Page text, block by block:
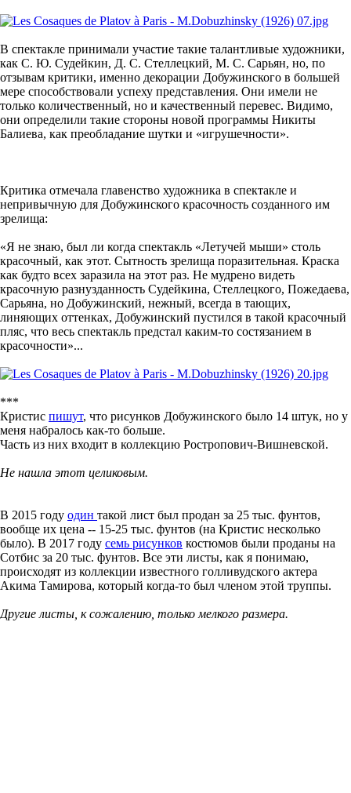
В спектакле принимали участие такие талантливые художники,
как С. Ю. Судейкин, Д. С. Стеллецкий, М. С. Сарьян, но, по
отзывам критики, именно декорации Добужинского в большей
мере способствовали успеху представления. Они имели не
только количественный, но и качественный перевес. Видимо,
они определили такие стороны новой программы Никиты
Балиева, как преобладание шутки и «игрушечности».
Критика отмечала главенство художника в спектакле и
непривычную для Добужинского красочность созданного им
зрелища:
«Я не знаю, был ли когда спектакль «Летучей мыши» столь
красочный, как этот. Сытность зрелища поразительная. Краска
как будто всех заразила на этот раз. Не мудрено видеть
красочную разнузданность Судейкина, Стеллецкого, Пожедаева,
Сарьяна, но Добужинский, нежный, всегда в тающих,
линяющих оттенках, Добужинский пустился в такой красочный
пляс, что весь спектакль предстал каким-то состязанием в
красочности»...
***
Кристис пишут, что рисунков Добужинского было 14 штук, но у
меня набралось как-то больше.
Часть из них входит в коллекцию Ростропович-Вишневской.
Не нашла этот целиковым.
В 2015 году один такой лист был продан за 25 тыс. фунтов,
вообще их цена -- 15-25 тыс. фунтов (на Кристис несколько
было). В 2017 году семь рисунков костюмов были проданы на
Сотбис за 20 тыс. фунтов. Все эти листы, как я понимаю,
происходят из коллекции известного голливудского актера
Акима Тамирова, который когда-то был членом этой труппы.
Другие листы, к сожалению, только мелкого размера.